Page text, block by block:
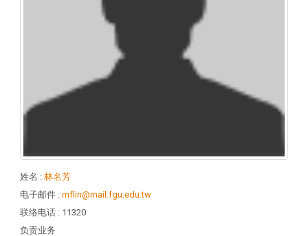
姓名 :林名芳
电子邮件 :mflin@mail.fgu.edu.tw
联络电话 : 11320
负责业务